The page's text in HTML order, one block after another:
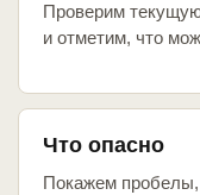
Проверим
и отметим, что
Что опасно
Покажем пробелы,